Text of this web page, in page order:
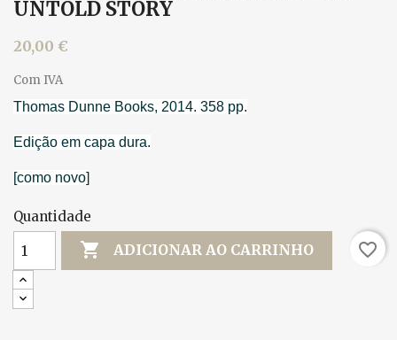
UNTOLD STORY
20,00 €
Com IVA
Thomas Dunne Books, 2014. 358 pp.
Edição em capa dura.
[como novo]
Quantidade
 ADICIONAR AO CARRINHO favorite_border